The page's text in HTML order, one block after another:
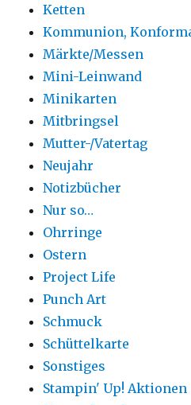
Ketten
Kommunion,
Märkte/Messen
Mini-Leinwand
Minikarten
Mitbringsel
Mutter-/Vatertag
Neujahr
Notizbücher
Nur so…
Ohrringe
Ostern
Project Life
Punch Art
Schmuck
Schüttelkarte
Sonstiges
Stampin' Up! Aktionen